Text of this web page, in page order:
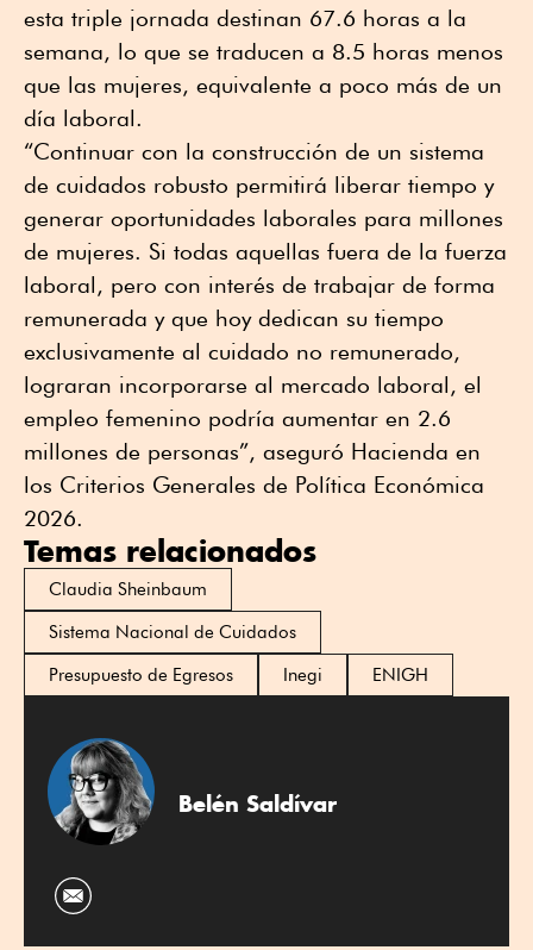
esta triple jornada destinan 67.6 horas a la
semana, lo que se traducen a 8.5 horas menos
que las mujeres, equivalente a poco más de un
día laboral.
“Continuar con la construcción de un sistema
de cuidados robusto permitirá liberar tiempo y
generar oportunidades laborales para millones
de mujeres. Si todas aquellas fuera de la fuerza
laboral, pero con interés de trabajar de forma
remunerada y que hoy dedican su tiempo
exclusivamente al cuidado no remunerado,
lograran incorporarse al mercado laboral, el
empleo femenino podría aumentar en 2.6
millones de personas”, aseguró Hacienda en
los Criterios Generales de Política Económica
2026.
Temas relacionados
Claudia Sheinbaum
Sistema Nacional de Cuidados
Presupuesto de Egresos
Inegi ENIGH
Belén Saldívar